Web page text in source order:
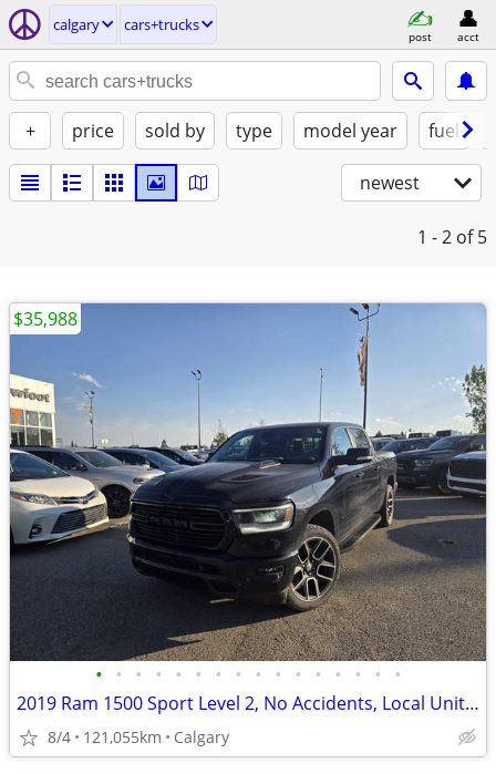
calgary cars+trucks
post acct
+ price sold by type model year fuel
newest
1 - 2 of 5
• • • • • • • • • • • • • • • •
2019 Ram 1500 Sport Level 2, No Accidents, Local Unit #260608A
8/4 121,055km Calgary
$35,988